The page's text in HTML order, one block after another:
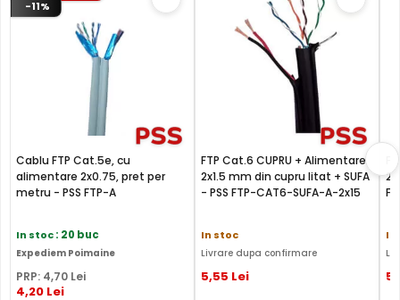
-11%
Cablu FTP Cat.5e, cu
alimentare 2x0.75, pret per
metru - PSS FTP-A
In stoc: 20 buc
Expediem Poimaine
PRP: 4,70 Lei
4,20 Lei
FTP Cat.6 CUPRU + Alimentare
2x1.5 mm din cupru litat + SUFA
- PSS FTP-CAT6-SUFA-A-2x15
In stoc
Livrare dupa confirmare
5,55 Lei
In
5